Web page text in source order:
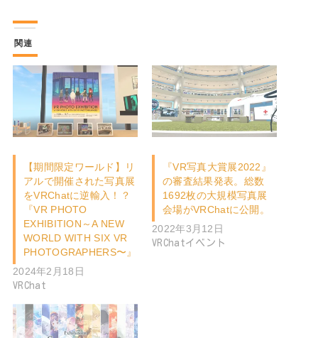
関連
【期間限定ワールド】リ
アルで開催された写真展
をVRChatに逆輸入！？
『VR PHOTO
EXHIBITION～A NEW
WORLD WITH SIX VR
PHOTOGRAPHERS〜』
2024年2月18日
VRChat
『VR写真大賞展2022』
の審査結果発表。総数
1692枚の大規模写真展
会場がVRChatに公開。
2022年3月12日
VRChatイベント